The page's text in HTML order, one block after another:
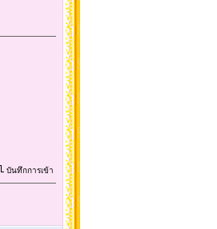
บันทึกการเข้า